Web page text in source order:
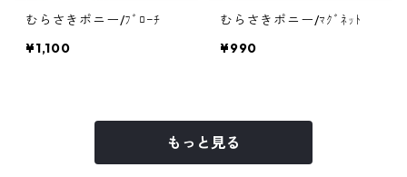
むらさきポニー/ﾌﾞﾛｰﾁ
¥1,100
むらさきポニー/ﾏｸﾞﾈｯﾄ
¥990
もっと見る